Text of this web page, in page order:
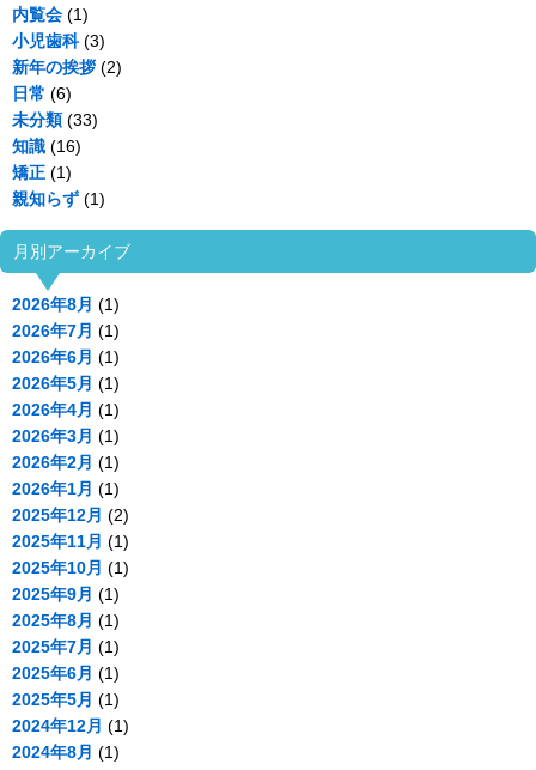
内覧会 (1)
小児歯科(3)
新年の挨拶 (2)
日常 (6)
未分類 (33)
知識 (16)
矯正 (1)
親知らず (1)
月別アーカイブ
2026年8月 (1)
2026年7月 (1)
2026年6月 (1)
2026年5月 (1)
2026年4月 (1)
2026年3月 (1)
2026年2月 (1)
2026年1月 (1)
2025年12月 (2)
2025年11月 (1)
2025年10月 (1)
2025年9月 (1)
2025年8月 (1)
2025年7月 (1)
2025年6月 (1)
2025年5月 (1)
2024年12月 (1)
2024年8月 (1)